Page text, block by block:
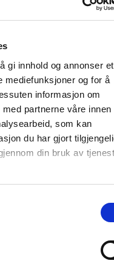
gi innhold og annonser et
mediefunksjoner og for å
informasjon om
partnerne våre innen
som kan
du har gjort
din bruk av